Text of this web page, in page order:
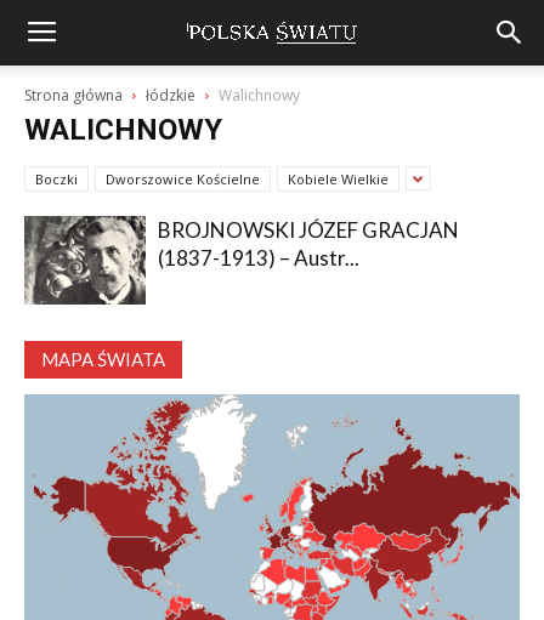
Strona główna łódzkie Walichnowy
WALICHNOWY
Boczki Dworszowice Kościelne Kobiele Wielkie
BROJNOWSKI JÓZEF GRACJAN
(1837-1913) – Austr...
MAPA ŚWIATA